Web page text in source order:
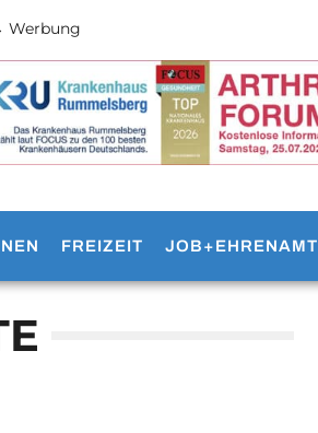
Werbung
FREIZEIT JOB+EHRENAMT